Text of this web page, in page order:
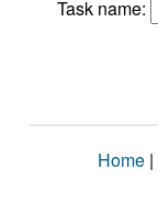
Task name:
Home |